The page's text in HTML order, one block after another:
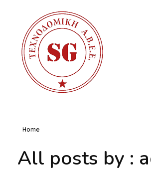
Home
All posts by :